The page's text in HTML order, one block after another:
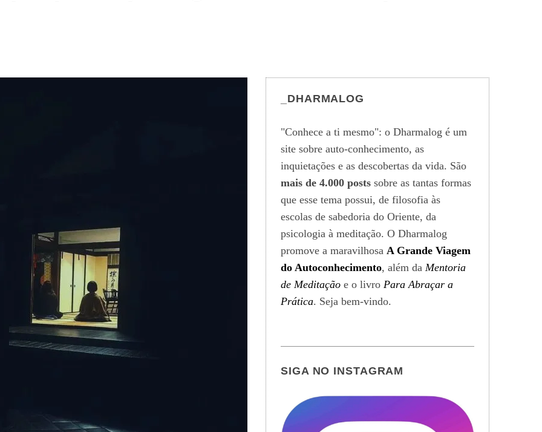
_DHARMALOG
"Conhece a ti mesmo": o Dharmalog é um
site sobre auto-conhecimento, as
inquietações e as descobertas da vida. São
mais de 4.000 posts sobre as tantas formas
que esse tema possui, de filosofia às
escolas de sabedoria do Oriente, da
psicologia à meditação. O Dharmalog
promove a maravilhosa A Grande Viagem
do Autoconhecimento, além da Mentoria
de Meditação e o livro Para Abraçar a
Prática. Seja bem-vindo.
SIGA NO INSTAGRAM